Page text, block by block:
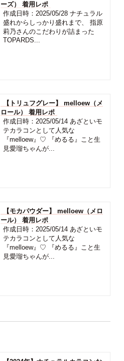
ーズ） 着用レポ
作成日時：2025/05/28 ナチュラル
盛れからしっかり盛れまで、 指原
莉乃さんのこだわりが詰まった
TOPARDS...
【トリュフグレー】 melloew（メ
ロール） 着用レポ
作成日時：2025/05/14 あざといモ
テカラコンとして人気な
『melloew』♡ 『めるる』こと生
見愛瑠ちゃんが...
【モカパウダー】 melloew（メロ
ール） 着用レポ
作成日時：2025/05/14 あざといモ
テカラコンとして人気な
『melloew』♡ 『めるる』こと生
見愛瑠ちゃんが...